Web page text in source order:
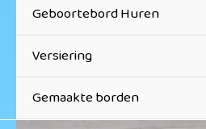
Geboortebord Huren
Versiering
Gemaakte borden